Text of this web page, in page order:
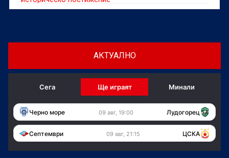
АКТУАЛНО
Сега Ще играят Минали
Черно море 09 авг, 19:00 Лудогорец
Септември 09 авг, 21:15 ЦСКА